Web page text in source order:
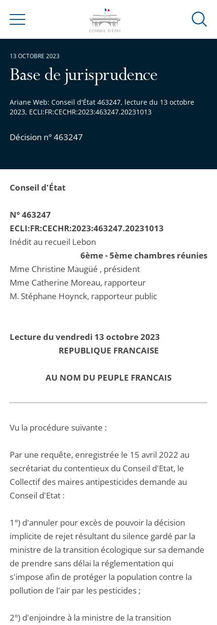
Menu
Ouvrir
Base de jurisprudence
Ariane Web: Conseil d'État 463247, lecture du 13 octobre
2023, ECLI:FR:CECHR:2023:463247.20231013
Décision n° 463247
13 OCTOBRE 2023
Conseil d'État
N° 463247
ECLI:FR:CECHR:2023:463247.20231013
Inédit au recueil Lebon
6ème - 5ème chambres réunies
Mme Christine Maugüé , président
Mme Catherine Moreau, rapporteur
M. Stéphane Hoynck, rapporteur public
Lecture du vendredi 13 octobre 2023
REPUBLIQUE FRANCAISE
AU NOM DU PEUPLE FRANCAIS
Vu la procédure suivante :
Par une requête, enregistrée le 15 avril 2022 au
secrétariat du contentieux du Conseil d'Etat, le
Collectif des maires antipesticides demande au
Conseil d'Etat :
1°) d'annuler pour excès de pouvoir la décision
implicite de rejet résultant du silence gardé par la
ministre de la transition écologique sur sa demande
de prendre sans délai la réglementation qui
s'impose afin de protéger la population contre la
pollution de l'air par les pesticides ;
2°) d'enjoindre à la ministre de la transition